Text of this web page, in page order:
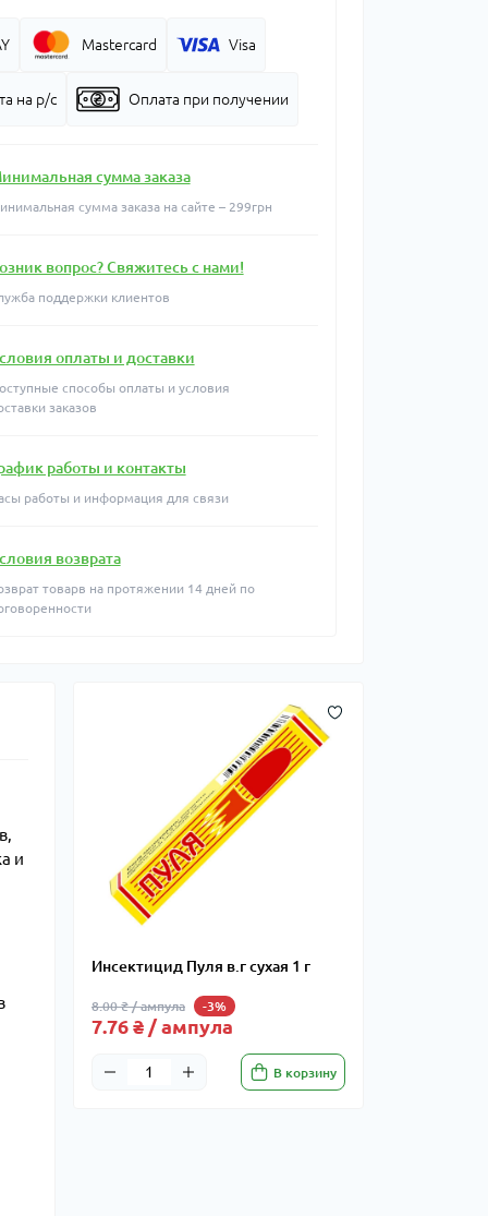
Mastercard Visa
на р/с Оплата при получении
сумма заказа
сумма заказа на сайте – 299грн
вопрос? Свяжитесь с нами!
поддержки клиентов
оплаты и доставки
способы оплаты и условия
заказов
работы и контакты
работы и информация для связи
возврата
товарв на протяжении 14 дней по
Инсектицид Пуля в.г сухая 1 г
8.00 ₴ / ампула -3%
7.76 ₴ / ампула
В корзину
и